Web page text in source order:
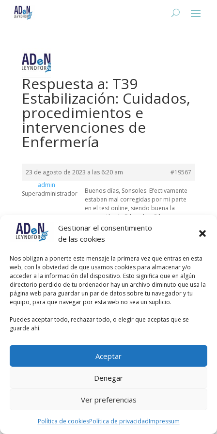
Gestionar el consentimiento
de las cookies
Nos obligan a ponerte este mensaje la primera vez que entras en esta
web, con la obviedad de que usamos cookies para almacenar y/o
acceder a la información del dispositivo. Esto significa que en algún
directorio perdido de tu ordenador hay un archivo diminuto que usa la
página web para guardar un par de datos sobre tu navegador y tu
equipo, para que navegar por esta web no sea un suplicio.
Puedes aceptar todo, rechazar todo, o elegir que aceptas que se
guarde ahí.
Aceptar
Denegar
Ver preferencias
Política de cookiesPolítica de privacidadImpressum
Respuesta a: T39
Estabilización: Cuidados,
procedimientos e
intervenciones de
Enfermería
23 de agosto de 2023 a las 6:20 am
#19567
admin
Superadministrador
Buenos días, Sonsoles. Efectivamente
estaban mal corregidas por mi parte
en el test online, siendo buena la
corrección de Eduardo y Pilar.
Ya está corregido.
Disculpa las molestias